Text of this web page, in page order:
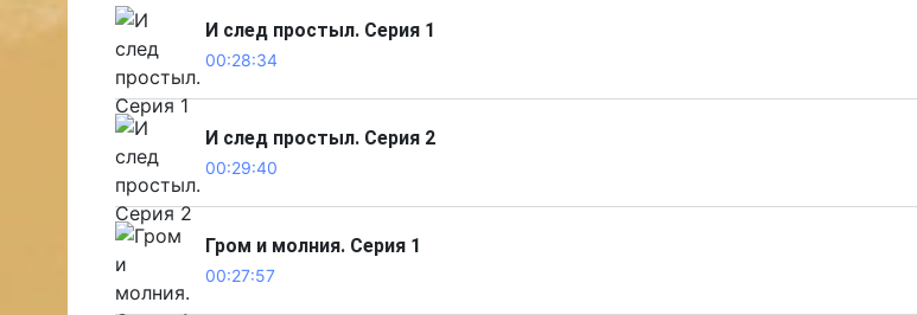
И след простыл. Серия 1
00:28:34
И след простыл. Серия 2
00:29:40
Гром и молния. Серия 1
00:27:57